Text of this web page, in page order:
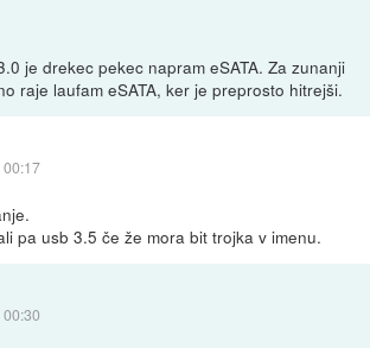
je drekec pekec napram eSATA. Za zunanji
raje laufam eSATA, ker je preprosto hitrejši.
pa usb 3.5 če že mora bit trojka v imenu.